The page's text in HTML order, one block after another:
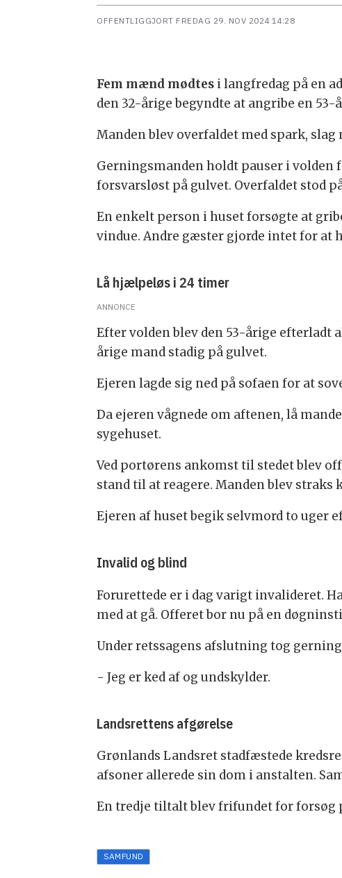
OFFENTLIGGJORT FREDAG 29. NOV 2024 14:28
Fem mænd mødtes i langfredag på en
den 32-årige begyndte at angribe en 53-
Manden blev overfaldet med spark,
Gerningsmanden holdt pauser i volden
forsvarsløst på gulvet. Overfaldet stod
En enkelt person i huset forsøgte at
vindue. Andre gæster gjorde intet for at
Lå hjælpeløs i 24 timer
ANNONCE
Efter volden blev den 53-årige efterladt
årige mand stadig på gulvet.
Ejeren lagde sig ned på sofaen for at
Da ejeren vågnede om aftenen, lå
sygehuset.
Ved portørens ankomst til stedet blev
stand til at reagere. Manden blev
Ejeren af huset begik selvmord to uger
Invalid og blind
Forurettede er i dag varigt invalideret.
med at gå. Offeret bor nu på en
Under retssagens afslutning tog
- Jeg er ked af og undskylder.
Landsrettens afgørelse
Grønlands Landsret stadfæstede
afsoner allerede sin dom i anstalten.
En tredje tiltalt blev frifundet for forsøg
SAMFUND